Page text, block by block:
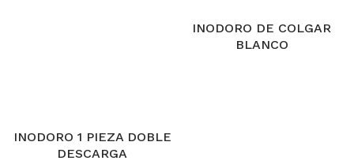
INODORO DE COLGAR
BLANCO
INODORO 1 PIEZA DOBLE
DESCARGA